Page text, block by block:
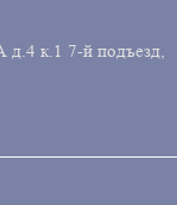
к.1 7-й подъезд,